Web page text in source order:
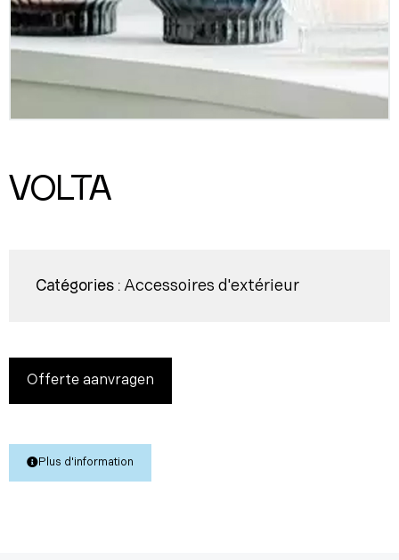
VOLTA
Catégories : Accessoires d'extérieur
Offerte aanvragen
Plus d'information